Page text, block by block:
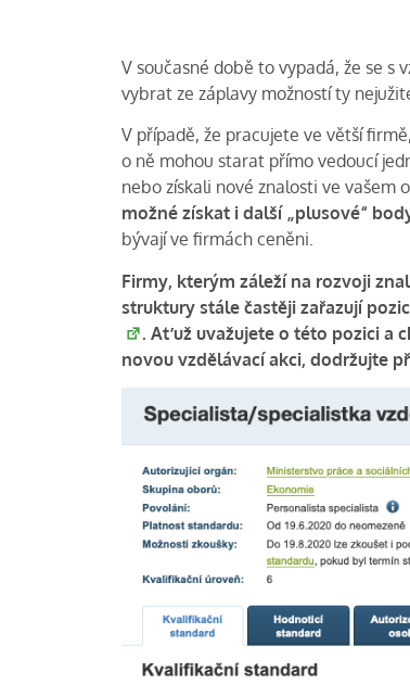
V současné době to vypadá, že se s
vybrat ze záplavy možností ty
V případě, že pracujete ve větší
o ně mohou starat přímo vedoucí
nebo získali nové znalosti ve vašem
možné získat i další „plusové“
bývají ve firmách ceněni.
Firmy, kterým záleží na rozvoji
struktury stále častěji zařazují
. Ať už uvažujete o této pozici a
novou vzdělávací akci, dodržujte